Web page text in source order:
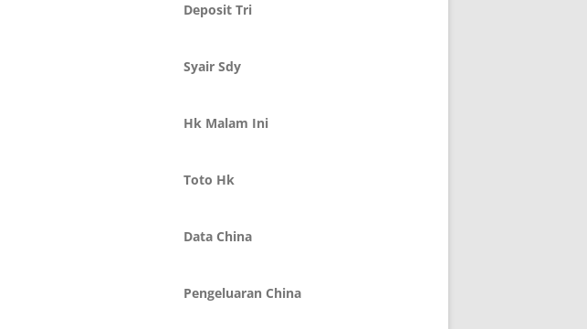
Deposit Tri
Syair Sdy
Hk Malam Ini
Toto Hk
Data China
Pengeluaran China